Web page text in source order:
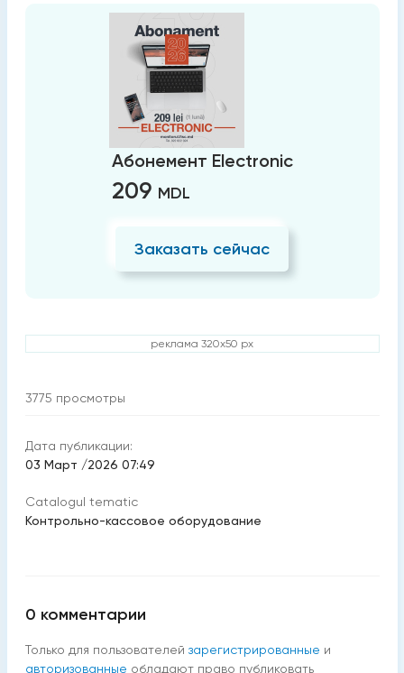
Абонемент Electronic
209 MDL
Заказать сейчас
реклама 320x50 px
3775 просмотры
Дата публикации:
03 Март /2026 07:49
Catalogul tematic
Контрольно-кассовое оборудование
0 комментарии
Только для пользователей зарегистрированные и
авторизованные обладают право публиковать